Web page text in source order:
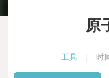
原
工具 时